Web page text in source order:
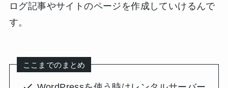
ログ記事やサイトのページを作成していけるんで
す。
ここまでのまとめ